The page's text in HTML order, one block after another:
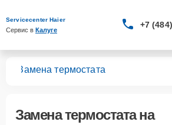
Servicecenter Haier
Сервис в Калуге
+7
Замена термостата
Замена термостатана